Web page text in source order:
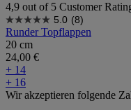
4,9 out of 5 Customer
5.0 (8)
Runder Topflappen
20 cm
24,00 €
+ 14
+ 16
Wir akzeptieren folgende